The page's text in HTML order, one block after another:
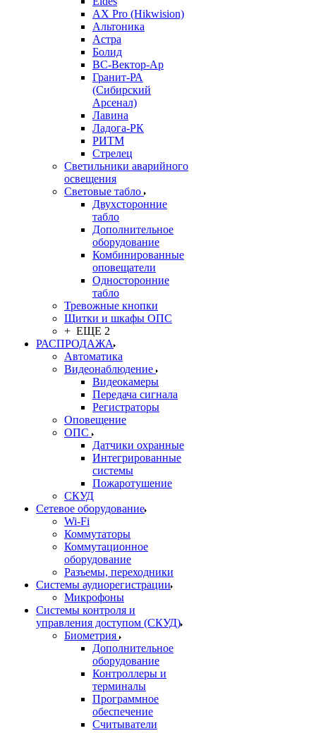
AX Pro (Hikwision)
Альтоника
Астра
Болид
ВС-Вектор-Ар
Гранит-РА
(Сибирский
Арсенал)
Лавина
Ладога-РК
РИТМ
Стрелец
Светильники аварийного
освещения
Световые табло
Двухсторонние
табло
Дополнительное
оборудование
Комбинированные
оповещатели
Односторонние
табло
Тревожные кнопки
Щитки и шкафы ОПС
+ ЕЩЕ 2
РАСПРОДАЖА
Автоматика
Видеонаблюдение
Видеокамеры
Передача сигнала
Регистраторы
Оповещение
ОПС
Датчики охранные
Интегрированные
системы
Пожаротушение
СКУД
Сетевое оборудование
Wi-Fi
Коммутаторы
Коммутационное
оборудование
Разъемы, переходники
Системы аудиорегистрации
Микрофоны
Системы контроля и
управления доступом (СКУД)
Биометрия
Дополнительное
оборудование
Контроллеры и
терминалы
Программное
обеспечение
Считыватели